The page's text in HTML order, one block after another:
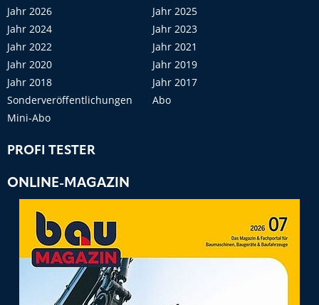
Jahr 2026
Jahr 2025
Jahr 2024
Jahr 2023
Jahr 2022
Jahr 2021
Jahr 2020
Jahr 2019
Jahr 2018
Jahr 2017
Sonderveröffentlichungen
Abo
Mini-Abo
PROFI TESTER
ONLINE-MAGAZIN